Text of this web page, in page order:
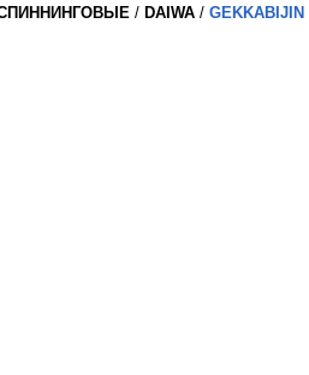
/ DAIWA / GEKKABIJIN